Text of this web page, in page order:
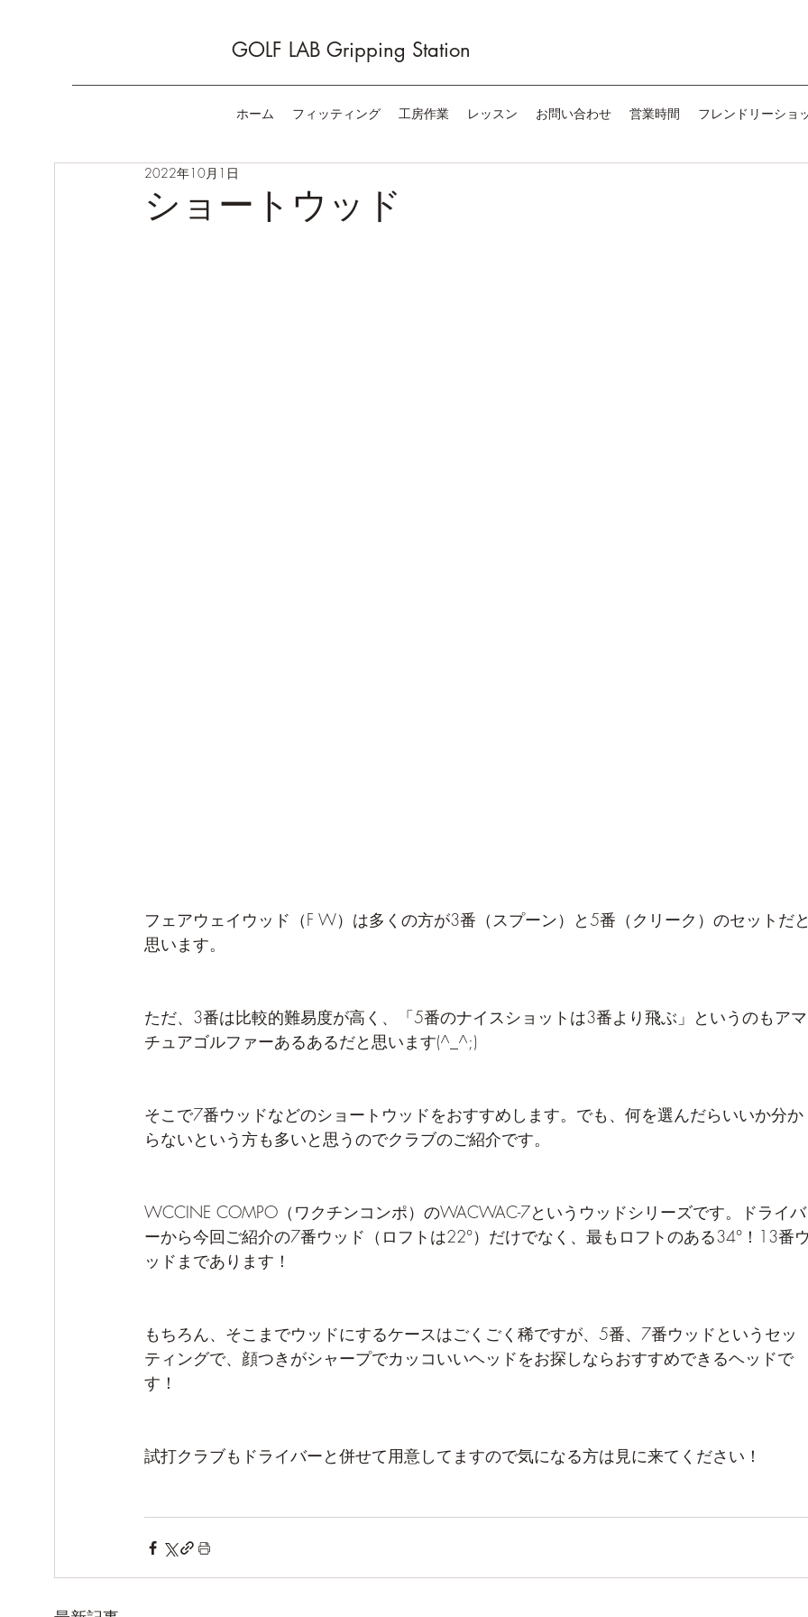
GOLF LAB Gripping Station
ホーム フィッティング 工房作業 レッスン お問い合わせ 営業時間 フレンドリーショ
ショートウッド
2022年10月1日
フェアウェイウッド（F W）は多くの方が3番（スプーン）と5番（クリーク）のセットだ
思います。
ただ、3番は比較的難易度が高く、「5番のナイスショットは3番より飛ぶ」というのもアマ
チュアゴルファーあるあるだと思います(^_^;)
そこで7番ウッドなどのショートウッドをおすすめします。でも、何を選んだらいいか分か
らないという方も多いと思うのでクラブのご紹介です。
WCCINE COMPO（ワクチンコンポ）のWACWAC-7というウッドシリーズです。ドライバ
ーから今回ご紹介の7番ウッド（ロフトは22°）だけでなく、最もロフトのある34°！13番
ッドまであります！
もちろん、そこまでウッドにするケースはごくごく稀ですが、5番、7番ウッドというセッ
ティングで、顔つきがシャープでカッコいいヘッドをお探しならおすすめできるヘッドで
す！
試打クラブもドライバーと併せて用意してますので気になる方は見に来てください！